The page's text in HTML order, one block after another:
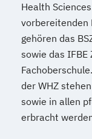
Health
vorbereitenden
gehören das
sowie das IFBE
der WHZ
sowie in allen
erbracht